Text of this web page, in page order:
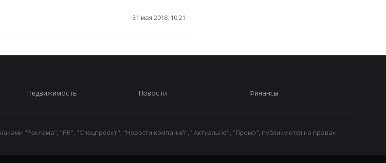
31 мая 2018, 10:21
Недвижимость Новости Финансы
"Реклама", "PR", "Спецпроект", "Новости компаний", "Актуально", "Промо", публикуются на правах